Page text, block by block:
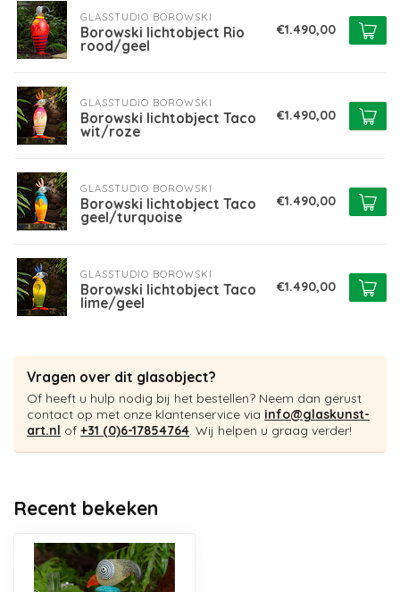
GLASSTUDIO BOROWSKI
Borowski lichtobject Rio
rood/geel
€1.490,00
GLASSTUDIO BOROWSKI
Borowski lichtobject Taco
wit/roze
€1.490,00
GLASSTUDIO BOROWSKI
Borowski lichtobject Taco
geel/turquoise
€1.490,00
GLASSTUDIO BOROWSKI
Borowski lichtobject Taco
lime/geel
€1.490,00
Vragen over dit glasobject?
Of heeft u hulp nodig bij het bestellen? Neem dan gerust
contact op met onze klantenservice via info@glaskunst-
art.nl of +31 (0)6-17854764. Wij helpen u graag verder!
Recent bekeken